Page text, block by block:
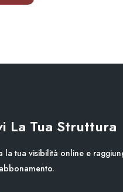
La Tua Struttura
la tua visibilità online e